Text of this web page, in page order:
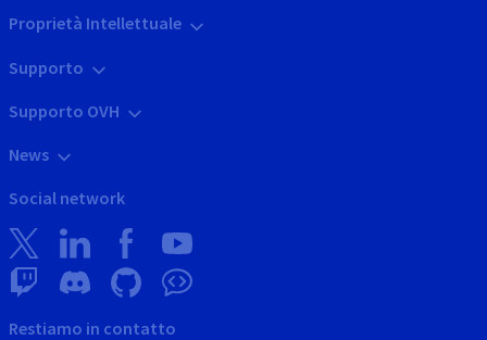
Proprietà Intellettuale
Supporto
Supporto OVH
News
Social network
Restiamo in contatto